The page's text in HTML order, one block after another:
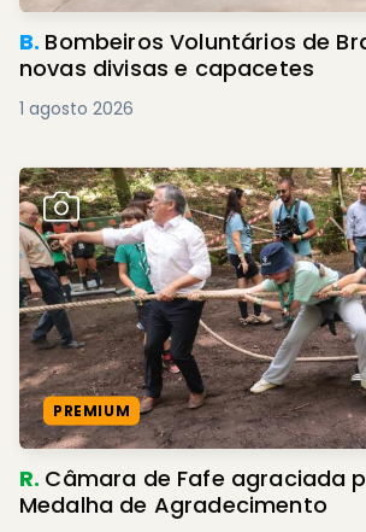
B. Bombeiros Voluntários de
novas divisas e capacetes
1 agosto 2026
PREMIUM
R. Câmara de Fafe agraciada pelo
Medalha de Agradecimento